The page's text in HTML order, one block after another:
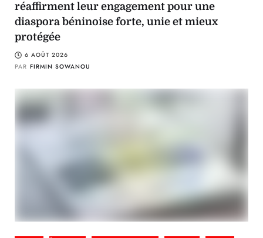
réaffirment leur engagement pour une
diaspora béninoise forte, unie et mieux
protégée
6 AOÛT 2026
PAR FIRMIN SOWANOU